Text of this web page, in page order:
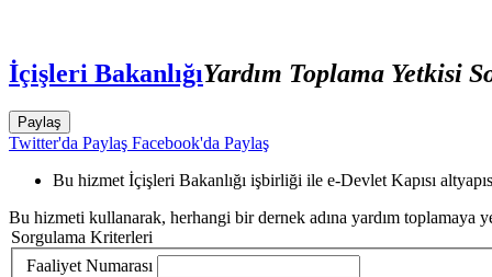
İçişleri BakanlığıYardım Toplama Yetkisi
Paylaş
Twitter'da Paylaş Facebook'da Paylaş
Bu hizmet İçişleri Bakanlığı işbirliği ile e-Devlet Kapısı
Bu hizmeti kullanarak, herhangi bir dernek adına yardım
Sorgulama Kriterleri
Faaliyet Numarası